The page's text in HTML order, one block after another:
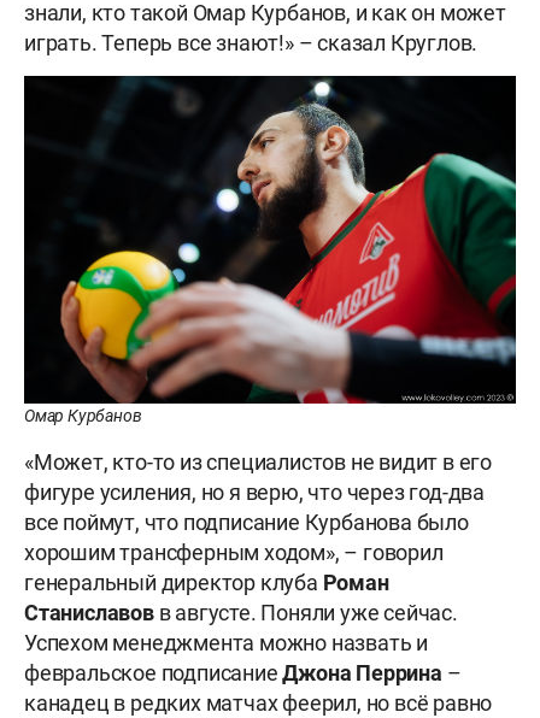
знали, кто такой Омар Курбанов, и как он может
играть. Теперь все знают!» – сказал Круглов.
Омар Курбанов
«Может, кто-то из специалистов не видит в его
фигуре усиления, но я верю, что через год-два
все поймут, что подписание Курбанова было
хорошим трансферным ходом», – говорил
генеральный директор клуба Роман
Станиславовв августе. Поняли уже сейчас.
Успехом менеджмента можно назвать и
февральское подписаниеДжона Перрина –
канадец в редких матчах феерил, но всё равно